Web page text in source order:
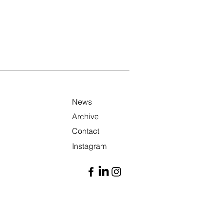
News
Archive
Contact
Instagram